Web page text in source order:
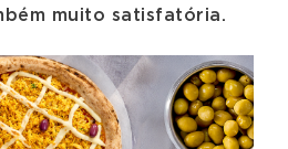
muito satisfatória.